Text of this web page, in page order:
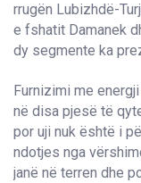
rrugën Lubizhdë-
e fshatit Damanek
dy segmente ka
Furnizimi me
në disa pjesë të
por uji nuk është i
ndotjes nga
janë në terren dhe